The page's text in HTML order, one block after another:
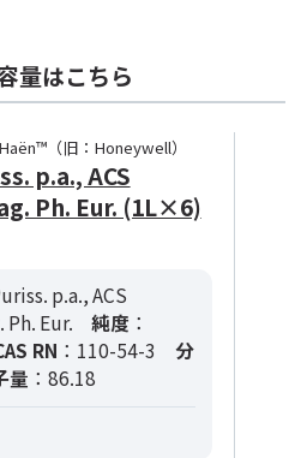
量はこちら
（旧：Honeywell）
p.a., ACS
Ph. Eur. (1L×6)
p.a., ACS
Ph. Eur.
純度 ：
RN ：110-54-3
分
量 ：86.18